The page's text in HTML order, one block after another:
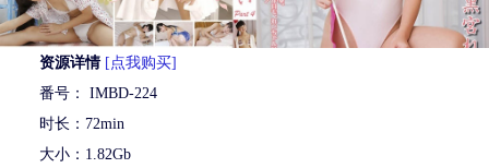
资源详情 [点我购买]
番号： IMBD-224
时长：72min
大小：1.82Gb